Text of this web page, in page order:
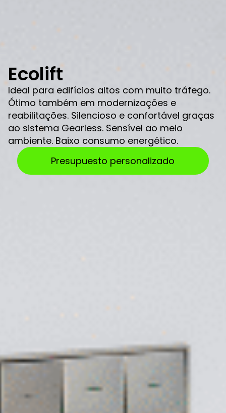
Ecolift
Ideal para edifícios altos com muito tráfego.
Ótimo também em modernizações e
reabilitações. Silencioso e confortável graças
ao sistema Gearless. Sensível ao meio
ambiente. Baixo consumo energético.
Presupuesto personalizado